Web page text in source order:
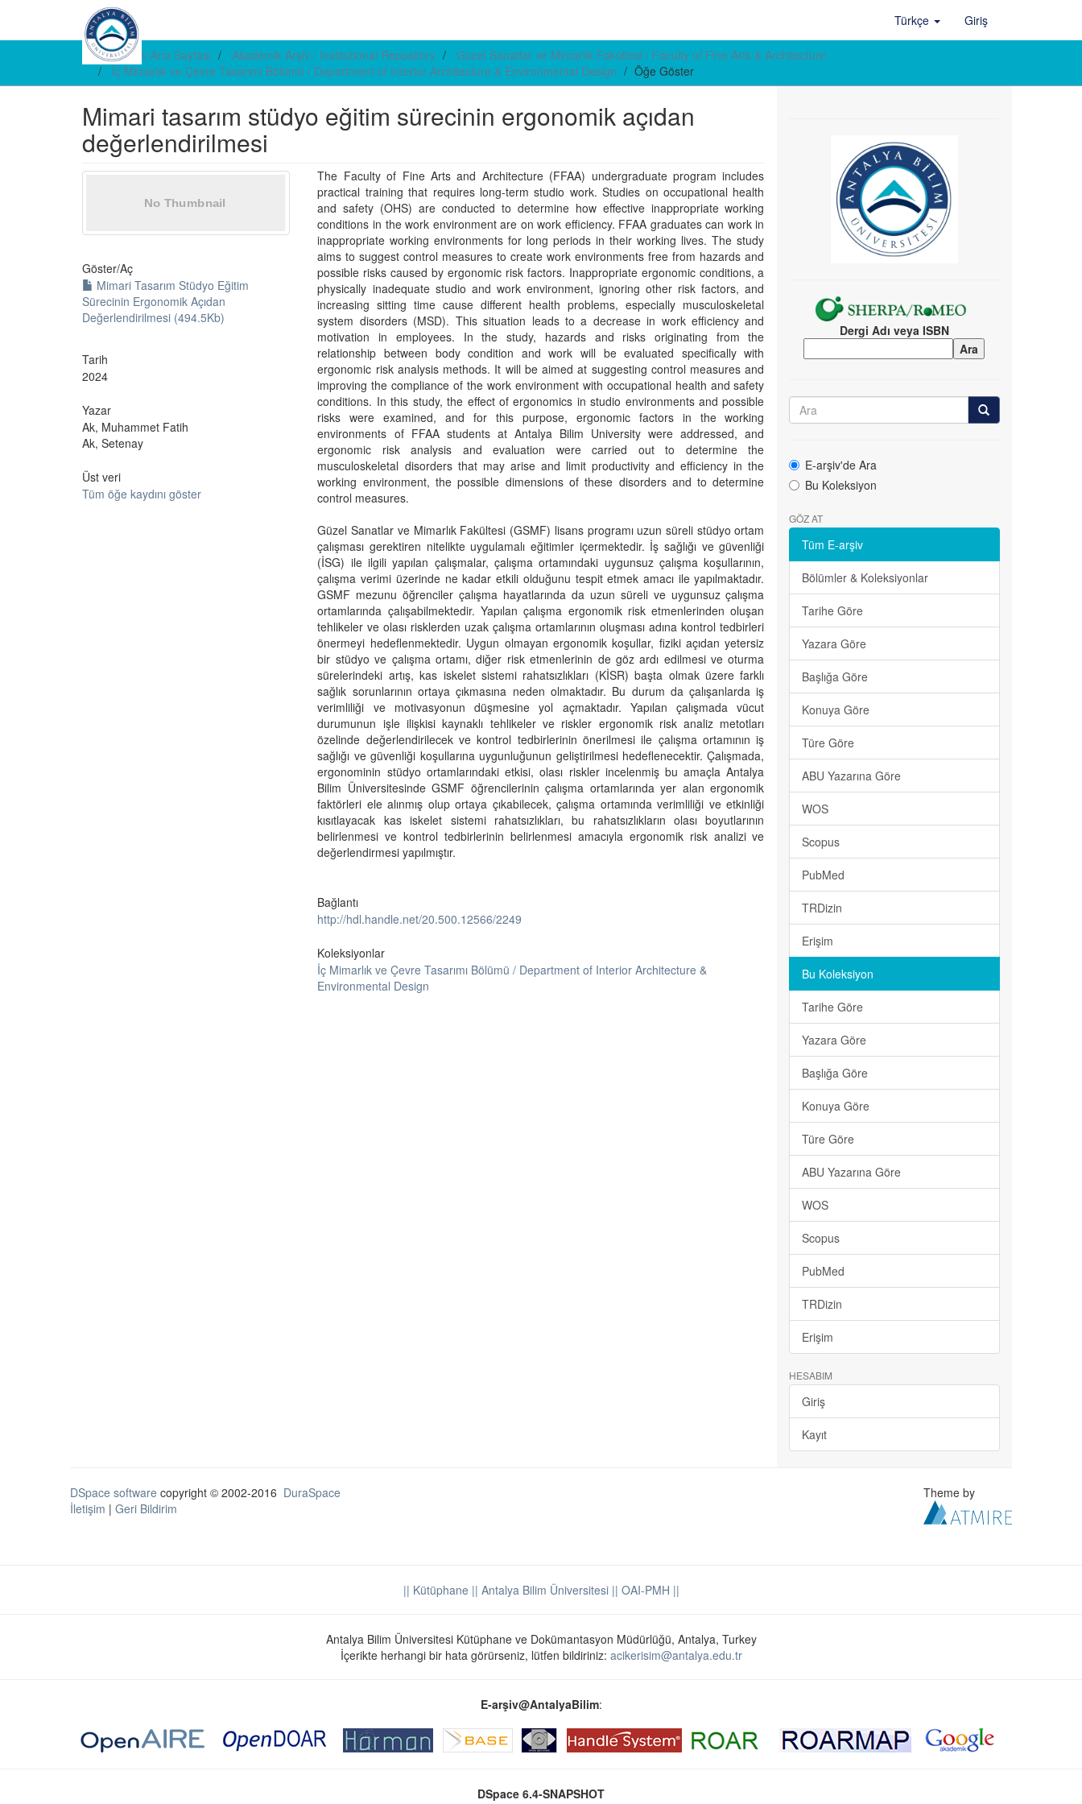
Türkçe Giriş
E-arşiv Ana Sayfası Akademik Arşiv / Institutional Repository
Güzel Sanatlar ve Mimarlık Fakültesi / Faculty of Fine Arts & Architecture
İç Mimarlık ve Çevre Tasarımı Bölümü / Department of Interior Architecture & Environmental Design
Öğe Göster
Mimari tasarım stüdyo eğitim sürecinin ergonomik açıdan
değerlendirilmesi
Göster/Aç
Mimari Tasarım Stüdyo Eğitim
Sürecinin Ergonomik Açıdan
Değerlendirilmesi (494.5Kb)
Tarih
2024
Yazar
Ak, Muhammet Fatih
Ak, Setenay
Üst veri
Tüm öğe kaydını göster
The Faculty of Fine Arts and Architecture (FFAA) undergraduate program includes
practical training that requires long-term studio work. Studies on occupational health
and safety (OHS) are conducted to determine how effective inappropriate working
conditions in the work environment are on work efficiency. FFAA graduates can work in
inappropriate working environments for long periods in their working lives. The study
aims to suggest control measures to create work environments free from hazards and
possible risks caused by ergonomic risk factors. Inappropriate ergonomic conditions, a
physically inadequate studio and work environment, ignoring other risk factors, and
increasing sitting time cause different health problems, especially musculoskeletal
system disorders (MSD). This situation leads to a decrease in work efficiency and
motivation in employees. In the study, hazards and risks originating from the
relationship between body condition and work will be evaluated specifically with
ergonomic risk analysis methods. It will be aimed at suggesting control measures and
improving the compliance of the work environment with occupational health and safety
conditions. In this study, the effect of ergonomics in studio environments and possible
risks were examined, and for this purpose, ergonomic factors in the working
environments of FFAA students at Antalya Bilim University were addressed, and
ergonomic risk analysis and evaluation were carried out to determine the
musculoskeletal disorders that may arise and limit productivity and efficiency in the
working environment, the possible dimensions of these disorders and to determine
control measures.
Güzel Sanatlar ve Mimarlık Fakültesi (GSMF) lisans programı uzun süreli stüdyo ortam
çalışması gerektiren nitelikte uygulamalı eğitimler içermektedir. İş sağlığı ve güvenliği
(İSG) ile ilgili yapılan çalışmalar, çalışma ortamındaki uygunsuz çalışma koşullarının,
çalışma verimi üzerinde ne kadar etkili olduğunu tespit etmek amacı ile yapılmaktadır.
GSMF mezunu öğrenciler çalışma hayatlarında da uzun süreli ve uygunsuz çalışma
ortamlarında çalışabilmektedir. Yapılan çalışma ergonomik risk etmenlerinden oluşan
tehlikeler ve olası risklerden uzak çalışma ortamlarının oluşması adına kontrol tedbirleri
önermeyi hedeflenmektedir. Uygun olmayan ergonomik koşullar, fiziki açıdan yetersiz
bir stüdyo ve çalışma ortamı, diğer risk etmenlerinin de göz ardı edilmesi ve oturma
sürelerindeki artış, kas iskelet sistemi rahatsızlıkları (KİSR) başta olmak üzere farklı
sağlık sorunlarının ortaya çıkmasına neden olmaktadır. Bu durum da çalışanlarda iş
verimliliği ve motivasyonun düşmesine yol açmaktadır. Yapılan çalışmada vücut
durumunun işle ilişkisi kaynaklı tehlikeler ve riskler ergonomik risk analiz metotları
özelinde değerlendirilecek ve kontrol tedbirlerinin önerilmesi ile çalışma ortamının iş
sağlığı ve güvenliği koşullarına uygunluğunun geliştirilmesi hedeflenecektir. Çalışmada,
ergonominin stüdyo ortamlarındaki etkisi, olası riskler incelenmiş bu amaçla Antalya
Bilim Üniversitesinde GSMF öğrencilerinin çalışma ortamlarında yer alan ergonomik
faktörleri ele alınmış olup ortaya çıkabilecek, çalışma ortamında verimliliği ve etkinliği
kısıtlayacak kas iskelet sistemi rahatsızlıkları, bu rahatsızlıkların olası boyutlarının
belirlenmesi ve kontrol tedbirlerinin belirlenmesi amacıyla ergonomik risk analizi ve
değerlendirmesi yapılmıştır.
Bağlantı
http://hdl.handle.net/20.500.12566/2249
Koleksiyonlar
İç Mimarlık ve Çevre Tasarımı Bölümü / Department of Interior Architecture &
Environmental Design
Dergi Adı veya ISBN
E-arşiv'de Ara
Bu Koleksiyon
GÖZ AT
Tüm E-arşiv
Bölümler & Koleksiyonlar
Tarihe Göre
Yazara Göre
Başlığa Göre
Konuya Göre
Türe Göre
ABU Yazarına Göre
WOS
Scopus
PubMed
TRDizin
Erişim
Bu Koleksiyon
Tarihe Göre
Yazara Göre
Başlığa Göre
Konuya Göre
Türe Göre
ABU Yazarına Göre
WOS
Scopus
PubMed
TRDizin
Erişim
HESABIM
Giriş
Kayıt
DSpace software copyright © 2002-2016 DuraSpace
İletişim | Geri Bildirim
Theme by
|| Kütüphane || Antalya Bilim Üniversitesi || OAI-PMH ||
Antalya Bilim Üniversitesi Kütüphane ve Dokümantasyon Müdürlüğü, Antalya, Turkey
İçerikte herhangi bir hata görürseniz, lütfen bildiriniz: acikerisim@antalya.edu.tr
E-arşiv@AntalyaBilim:
DSpace 6.4-SNAPSHOT